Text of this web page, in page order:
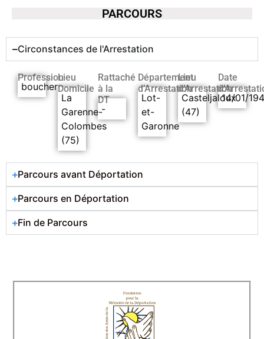
PARCOURS
Circonstances de l'Arrestation
Profession
boucher
Lieu
Domicile
La
Garenne-
Colombes
(75)
Rattaché
à la
DT
-
Département
d’Arrestation
Lot-
et-
Garonne
Lieu
d’Arrestation
Casteljaloux
(47)
Date
14/01/
Parcours avant Déportation
Parcours en Déportation
Fin de Parcours